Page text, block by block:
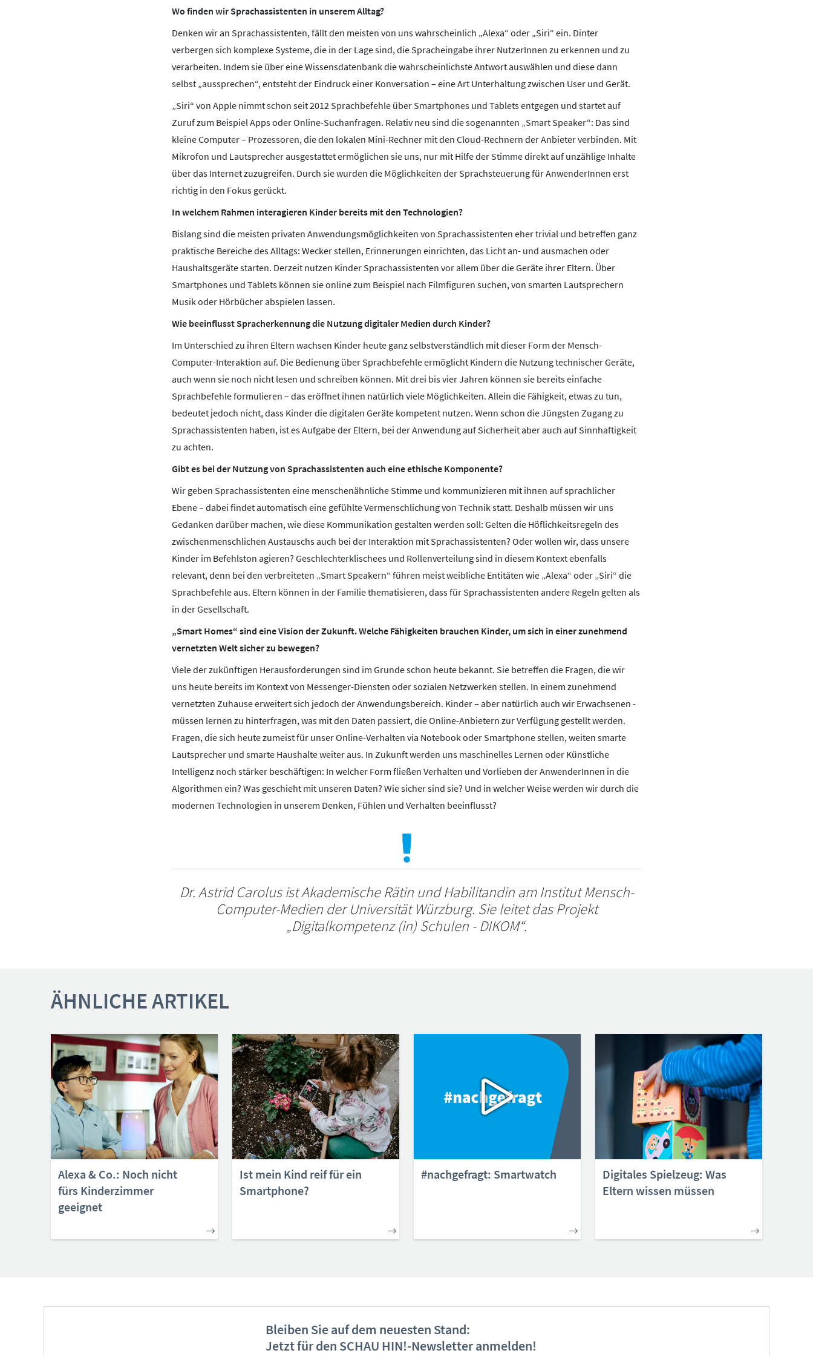
Wo finden wir Sprachassistenten in unserem Alltag?
Denken wir an Sprachassistenten, fällt den meisten von uns wahrscheinlich „Alexa“ oder „Siri“ ein. Dinter
verbergen sich komplexe Systeme, die in der Lage sind, die Spracheingabe ihrer NutzerInnen zu erkennen und zu
verarbeiten. Indem sie über eine Wissensdatenbank die wahrscheinlichste Antwort auswählen und diese dann
selbst „aussprechen“, entsteht der Eindruck einer Konversation – eine Art Unterhaltung zwischen User und Gerät.
„Siri“ von Apple nimmt schon seit 2012 Sprachbefehle über Smartphones und Tablets entgegen und startet auf
Zuruf zum Beispiel Apps oder Online-Suchanfragen. Relativ neu sind die sogenannten „Smart Speaker“: Das sind
kleine Computer – Prozessoren, die den lokalen Mini-Rechner mit den Cloud-Rechnern der Anbieter verbinden. Mit
Mikrofon und Lautsprecher ausgestattet ermöglichen sie uns, nur mit Hilfe der Stimme direkt auf unzählige Inhalte
über das Internet zuzugreifen. Durch sie wurden die Möglichkeiten der Sprachsteuerung für AnwenderInnen erst
richtig in den Fokus gerückt.
In welchem Rahmen interagieren Kinder bereits mit den Technologien?
Bislang sind die meisten privaten Anwendungsmöglichkeiten von Sprachassistenten eher trivial und betreffen ganz
praktische Bereiche des Alltags: Wecker stellen, Erinnerungen einrichten, das Licht an- und ausmachen oder
Haushaltsgeräte starten. Derzeit nutzen Kinder Sprachassistenten vor allem über die Geräte ihrer Eltern. Über
Smartphones und Tablets können sie online zum Beispiel nach Filmfiguren suchen, von smarten Lautsprechern
Musik oder Hörbücher abspielen lassen.
Wie beeinflusst Spracherkennung die Nutzung digitaler Medien durch Kinder?
Im Unterschied zu ihren Eltern wachsen Kinder heute ganz selbstverständlich mit dieser Form der Mensch-
Computer-Interaktion auf. Die Bedienung über Sprachbefehle ermöglicht Kindern die Nutzung technischer Geräte,
auch wenn sie noch nicht lesen und schreiben können. Mit drei bis vier Jahren können sie bereits einfache
Sprachbefehle formulieren – das eröffnet ihnen natürlich viele Möglichkeiten. Allein die Fähigkeit, etwas zu tun,
bedeutet jedoch nicht, dass Kinder die digitalen Geräte kompetent nutzen. Wenn schon die Jüngsten Zugang zu
Sprachassistenten haben, ist es Aufgabe der Eltern, bei der Anwendung auf Sicherheit aber auch auf Sinnhaftigkeit
zu achten.
Gibt es bei der Nutzung von Sprachassistenten auch eine ethische Komponente?
Wir geben Sprachassistenten eine menschenähnliche Stimme und kommunizieren mit ihnen auf sprachlicher
Ebene – dabei findet automatisch eine gefühlte Vermenschlichung von Technik statt. Deshalb müssen wir uns
Gedanken darüber machen, wie diese Kommunikation gestalten werden soll: Gelten die Höflichkeitsregeln des
zwischenmenschlichen Austauschs auch bei der Interaktion mit Sprachassistenten? Oder wollen wir, dass unsere
Kinder im Befehlston agieren? Geschlechterklischees und Rollenverteilung sind in diesem Kontext ebenfalls
relevant, denn bei den verbreiteten „Smart Speakern“ führen meist weibliche Entitäten wie „Alexa“ oder „Siri“ die
Sprachbefehle aus. Eltern können in der Familie thematisieren, dass für Sprachassistenten andere Regeln gelten als
in der Gesellschaft.
„Smart Homes“ sind eine Vision der Zukunft. Welche Fähigkeiten brauchen Kinder, um sich in einer zunehmend
vernetzten Welt sicher zu bewegen?
Viele der zukünftigen Herausforderungen sind im Grunde schon heute bekannt. Sie betreffen die Fragen, die wir
uns heute bereits im Kontext von Messenger-Diensten oder sozialen Netzwerken stellen. In einem zunehmend
vernetzten Zuhause erweitert sich jedoch der Anwendungsbereich. Kinder – aber natürlich auch wir Erwachsenen -
müssen lernen zu hinterfragen, was mit den Daten passiert, die Online-Anbietern zur Verfügung gestellt werden.
Fragen, die sich heute zumeist für unser Online-Verhalten via Notebook oder Smartphone stellen, weiten smarte
Lautsprecher und smarte Haushalte weiter aus. In Zukunft werden uns maschinelles Lernen oder Künstliche
Intelligenz noch stärker beschäftigen: In welcher Form fließen Verhalten und Vorlieben der AnwenderInnen in die
Algorithmen ein? Was geschieht mit unseren Daten? Wie sicher sind sie? Und in welcher Weise werden wir durch die
modernen Technologien in unserem Denken, Fühlen und Verhalten beeinflusst?
Dr. Astrid Carolus ist Akademische Rätin und Habilitandin am Institut Mensch-
Computer-Medien der Universität Würzburg. Sie leitet das Projekt
„Digitalkompetenz (in) Schulen - DIKOM“.
ÄHNLICHE ARTIKEL
Alexa & Co.: Noch nicht
fürs Kinderzimmer
geeignet
Ist mein Kind reif für ein
Smartphone?
#nachgefragt: Smartwatch
Digitales Spielzeug: Was
Eltern wissen müssen
Bleiben Sie auf dem neuesten Stand:
Jetzt für den SCHAU HIN!-Newsletter anmelden!